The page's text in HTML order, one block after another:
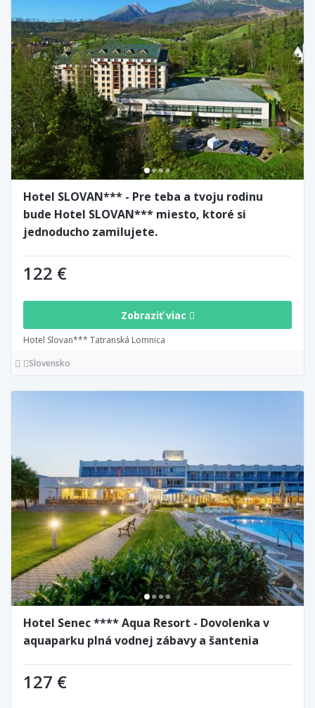
Hotel SLOVAN*** - Pre teba a tvoju rodinu
bude Hotel SLOVAN*** miesto, ktoré si
jednoducho zamilujete.
122 €
Zobraziť viac
Hotel Slovan*** Tatranská Lomnica
Slovensko
Hotel Senec **** Aqua Resort - Dovolenka v
aquaparku plná vodnej zábavy a šantenia
127 €